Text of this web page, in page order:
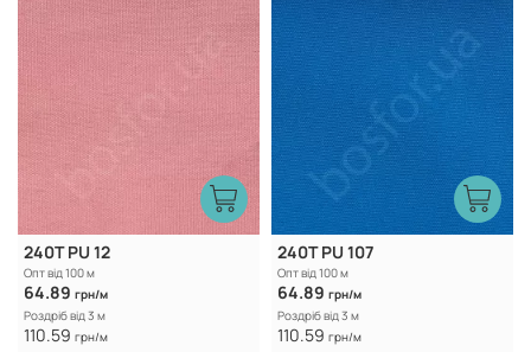
240Т PU 12
Опт від 100 м
64.89 грн/м
Роздріб від 3 м
110.59 грн/м
240Т PU 107
Опт від 100 м
64.89 грн/м
Роздріб від 3 м
110.59 грн/м